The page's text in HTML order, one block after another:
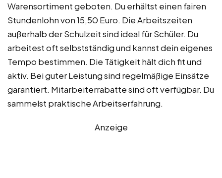
Warensortiment geboten. Du erhältst einen fairen
Stundenlohn von 15,50 Euro. Die Arbeitszeiten
außerhalb der Schulzeit sind ideal für Schüler. Du
arbeitest oft selbstständig und kannst dein eigenes
Tempo bestimmen. Die Tätigkeit hält dich fit und
aktiv. Bei guter Leistung sind regelmäßige Einsätze
garantiert. Mitarbeiterrabatte sind oft verfügbar. Du
sammelst praktische Arbeitserfahrung.
Anzeige